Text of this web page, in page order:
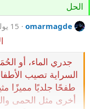
الحل
omarmagde 15 يوليو 2024
جدري الماء، أو
السراية تصيب
طفحًا جلديًا مميزًا
أخرى مثل الحمى